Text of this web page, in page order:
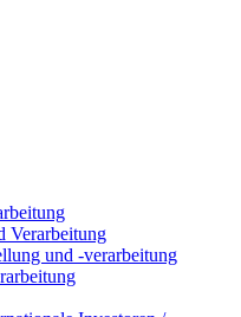
Verarbeitung
und -verarbeitung